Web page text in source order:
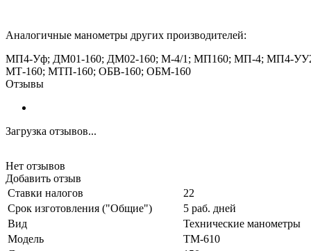
Аналогичные манометры других производителей:
МП4-Уф; ДМ01-160; ДМ02-160; М-4/1; МП160; МП-4; МП4-
МТ-160; МТП-160; ОБВ-160; ОБМ-160
Отзывы
Загрузка отзывов...
Нет отзывов
Добавить отзыв
Ставки налогов
22
Срок изготовления ("Общие")
5 раб. дней
Вид
Технические манометры
Модель
ТМ-610